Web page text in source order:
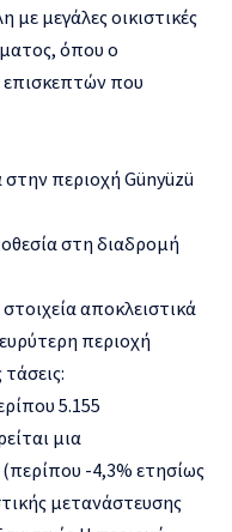
με μεγάλες οικιστικές
όπου ο
που
στην περιοχή Günyüzü
στη διαδρομή
αποκλειστικά
περιοχή
5.155
μια
-4,3% ετησίως
μετανάστευσης